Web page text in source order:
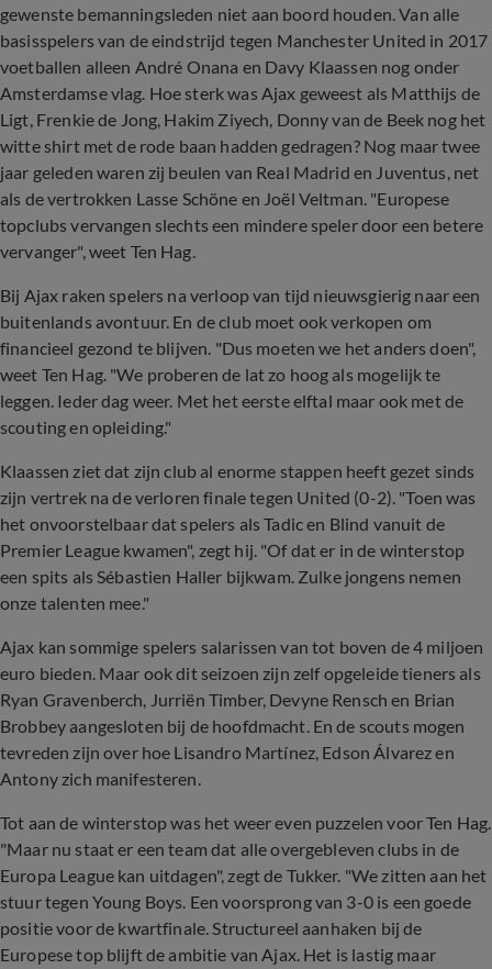
gewenste bemanningsleden niet aan boord houden. Van alle
basisspelers van de eindstrijd tegen Manchester United in 2017
voetballen alleen André Onana en Davy Klaassen nog onder
Amsterdamse vlag. Hoe sterk was Ajax geweest als Matthijs de
Ligt, Frenkie de Jong, Hakim Ziyech, Donny van de Beek nog het
witte shirt met de rode baan hadden gedragen? Nog maar twee
jaar geleden waren zij beulen van Real Madrid en Juventus, net
als de vertrokken Lasse Schöne en Joël Veltman. "Europese
topclubs vervangen slechts een mindere speler door een betere
vervanger", weet Ten Hag.
Bij Ajax raken spelers na verloop van tijd nieuwsgierig naar een
buitenlands avontuur. En de club moet ook verkopen om
financieel gezond te blijven. "Dus moeten we het anders doen",
weet Ten Hag. "We proberen de lat zo hoog als mogelijk te
leggen. Ieder dag weer. Met het eerste elftal maar ook met de
scouting en opleiding."
Klaassen ziet dat zijn club al enorme stappen heeft gezet sinds
zijn vertrek na de verloren finale tegen United (0-2). "Toen was
het onvoorstelbaar dat spelers als Tadic en Blind vanuit de
Premier League kwamen", zegt hij. "Of dat er in de winterstop
een spits als Sébastien Haller bijkwam. Zulke jongens nemen
onze talenten mee."
Ajax kan sommige spelers salarissen van tot boven de 4 miljoen
euro bieden. Maar ook dit seizoen zijn zelf opgeleide tieners als
Ryan Gravenberch, Jurriën Timber, Devyne Rensch en Brian
Brobbey aangesloten bij de hoofdmacht. En de scouts mogen
tevreden zijn over hoe Lisandro Martínez, Edson Álvarez en
Antony zich manifesteren.
Tot aan de winterstop was het weer even puzzelen voor Ten Hag.
"Maar nu staat er een team dat alle overgebleven clubs in de
Europa League kan uitdagen", zegt de Tukker. "We zitten aan het
stuur tegen Young Boys. Een voorsprong van 3-0 is een goede
positie voor de kwartfinale. Structureel aanhaken bij de
Europese top blijft de ambitie van Ajax. Het is lastig maar